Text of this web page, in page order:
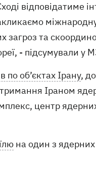
відповідатиме
загроз та
- підсумували у
по об’єктах Ірану,
Іраном
центр
на один з ядерних